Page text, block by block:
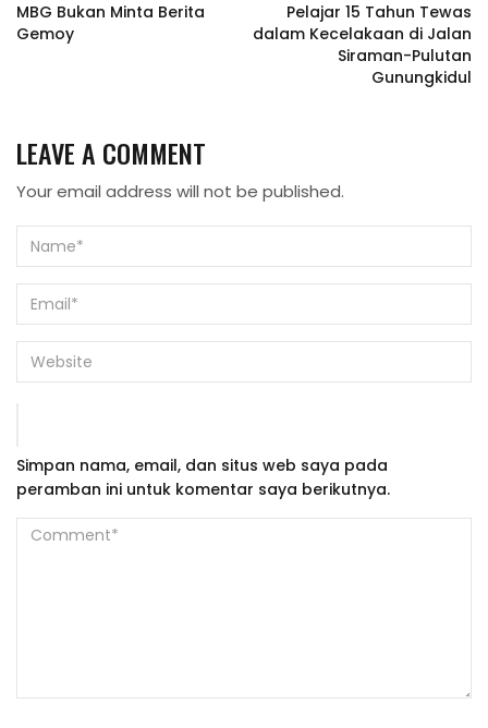
MBG Bukan Minta Berita
Gemoy
Pelajar 15 Tahun Tewas
dalam Kecelakaan di Jalan
Siraman-Pulutan
Gunungkidul
LEAVE A COMMENT
Your email address will not be published.
Simpan nama, email, dan situs web saya pada
peramban ini untuk komentar saya berikutnya.